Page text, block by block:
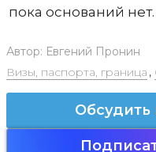
пока оснований нет.
Автор: Евгений Пронин
Визы, паспорта, граница ,
Обсудить